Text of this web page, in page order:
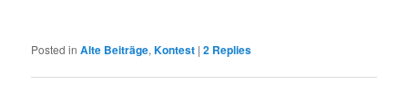
Posted in Alte Beiträge,Kontest |2 Replies